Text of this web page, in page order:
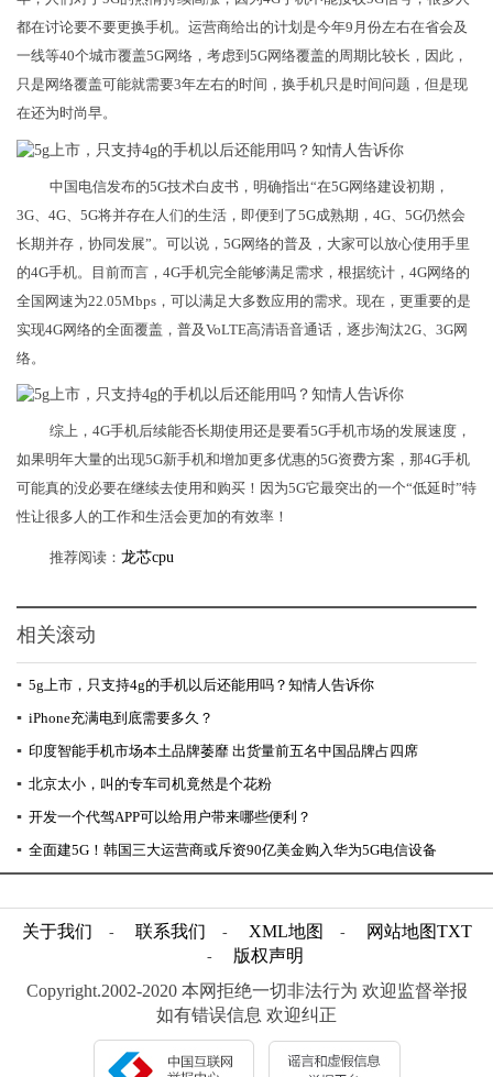
都在讨论要不要更换手机。运营商给出的计划是今年9月份左右在省会及
一线等40个城市覆盖5G网络，考虑到5G网络覆盖的周期比较长，因此，
只是网络覆盖可能就需要3年左右的时间，换手机只是时间问题，但是现
在还为时尚早。
中国电信发布的5G技术白皮书，明确指出“在5G网络建设初期，
3G、4G、5G将并存在人们的生活，即便到了5G成熟期，4G、5G仍然会
长期并存，协同发展”。可以说，5G网络的普及，大家可以放心使用手里
的4G手机。目前而言，4G手机完全能够满足需求，根据统计，4G网络的
全国网速为22.05Mbps，可以满足大多数应用的需求。现在，更重要的是
实现4G网络的全面覆盖，普及VoLTE高清语音通话，逐步淘汰2G、3G网
络。
综上，4G手机后续能否长期使用还是要看5G手机市场的发展速度，
如果明年大量的出现5G新手机和增加更多优惠的5G资费方案，那4G手机
可能真的没必要在继续去使用和购买！因为5G它最突出的一个“低延时”特
性让很多人的工作和生活会更加的有效率！
推荐阅读： 龙芯cpu
相关滚动
▪ 5g上市，只支持4g的手机以后还能用吗？知情人告诉你
▪ iPhone充满电到底需要多久？
▪ 印度智能手机市场本土品牌萎靡 出货量前五名中国品牌占四席
▪ 北京太小，叫的专车司机竟然是个花粉
▪ 开发一个代驾APP可以给用户带来哪些便利？
▪ 全面建5G！韩国三大运营商或斥资90亿美金购入华为5G电信设备
关于我们 - 联系我们 - XML地图 - 网站地图TXT
-
版权声明
Copyright.2002-2020 本网拒绝一切非法行为 欢迎监督举报
如有错误信息 欢迎纠正